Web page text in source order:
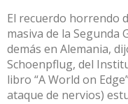
El recuerdo horrendo
masiva de la Segunda
demás en Alemania,
Schoenpflug, del
libro “A World on
ataque de nervios)